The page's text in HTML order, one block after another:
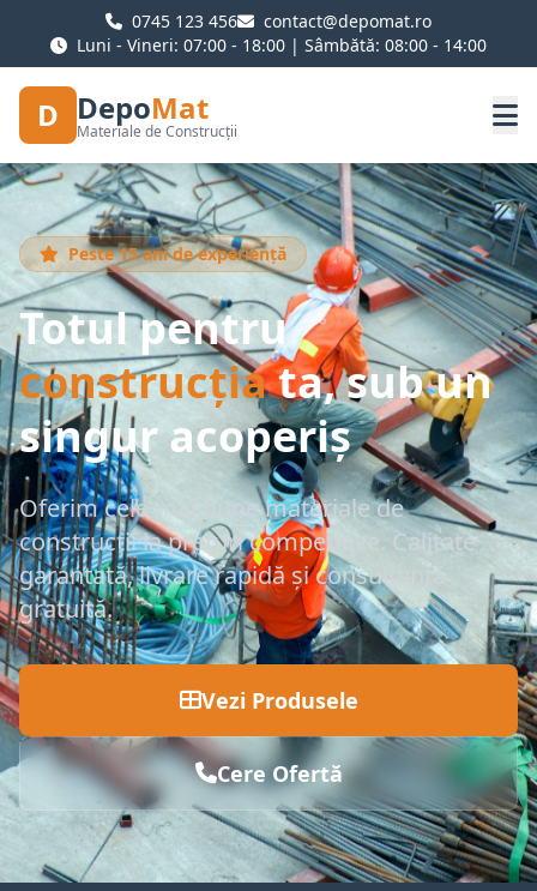
0745 123 456
contact@depomat.ro
Luni - Vineri: 07:00 - 18:00 | Sâmbătă: 08:00 - 14:00
D DepoMat
Materiale de Construcții
Peste 15 ani de experiență
Totul pentru
construcțiata, sub un
singur acoperiș
Oferim cele mai bune materiale de
construcții la prețuri competitive. Calitate
garantată, livrare rapidă și consultanță
gratuită.
Vezi Produsele
Cere Ofertă